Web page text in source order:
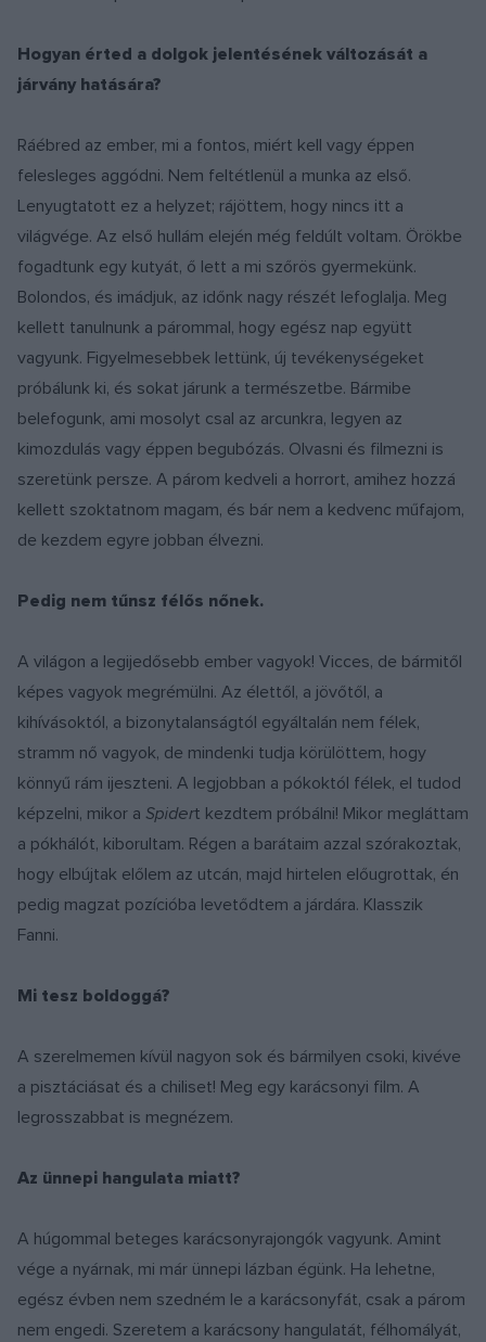
Hogyan érted a dolgok jelentésének változását a
járvány hatására?
Ráébred az ember, mi a fontos, miért kell vagy éppen
felesleges aggódni. Nem feltétlenül a munka az első.
Lenyugtatott ez a helyzet; rájöttem, hogy nincs itt a
világvége. Az első hullám elején még feldúlt voltam. Örökbe
fogadtunk egy kutyát, ő lett a mi szőrös gyermekünk.
Bolondos, és imádjuk, az időnk nagy részét lefoglalja. Meg
kellett tanulnunk a párommal, hogy egész nap együtt
vagyunk. Figyelmesebbek lettünk, új tevékenységeket
próbálunk ki, és sokat járunk a természetbe. Bármibe
belefogunk, ami mosolyt csal az arcunkra, legyen az
kimozdulás vagy éppen begubózás. Olvasni és filmezni is
szeretünk persze. A párom kedveli a horrort, amihez hozzá
kellett szoktatnom magam, és bár nem a kedvenc műfajom,
de kezdem egyre jobban élvezni.
Pedig nem tűnsz félős nőnek.
A világon a legijedősebb ember vagyok! Vicces, de bármitől
képes vagyok megrémülni. Az élettől, a jövőtől, a
kihívásoktól, a bizonytalanságtól egyáltalán nem félek,
stramm nő vagyok, de mindenki tudja körülöttem, hogy
könnyű rám ijeszteni. A legjobban a pókoktól félek, el tudod
képzelni, mikor a Spidert kezdtem próbálni! Mikor megláttam
a pókhálót, kiborultam. Régen a barátaim azzal szórakoztak,
hogy elbújtak előlem az utcán, majd hirtelen előugrottak, én
pedig magzat pozícióba levetődtem a járdára. Klasszik
Fanni.
Mi tesz boldoggá?
A szerelmemen kívül nagyon sok és bármilyen csoki, kivéve
a pisztáciásat és a chiliset! Meg egy karácsonyi film. A
legrosszabbat is megnézem.
Az ünnepi hangulata miatt?
A húgommal beteges karácsonyrajongók vagyunk. Amint
vége a nyárnak, mi már ünnepi lázban égünk. Ha lehetne,
egész évben nem szedném le a karácsonyfát, csak a párom
nem engedi. Szeretem a karácsony hangulatát, félhomályát,